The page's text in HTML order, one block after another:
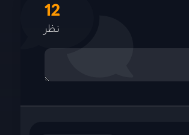
12
نظر